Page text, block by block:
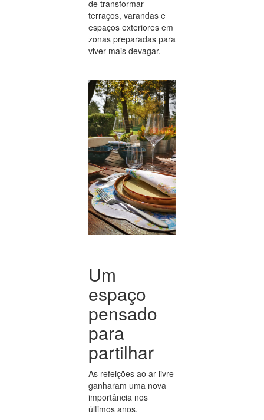
de transformar
terraços, varandas e
espaços exteriores em
zonas preparadas para
viver mais devagar.
Um
espaço
pensado
para
partilhar
As refeições ao ar livre
ganharam uma nova
importância nos
últimos anos.